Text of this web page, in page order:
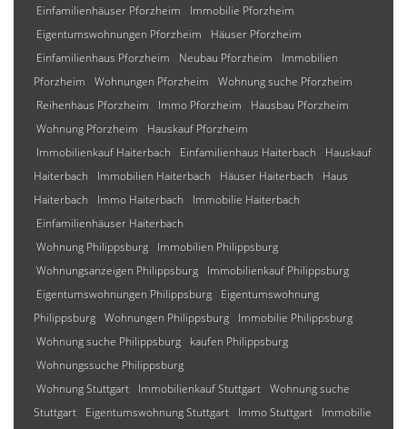
Einfamilienhäuser Pforzheim
Immobilie Pforzheim
Eigentumswohnungen Pforzheim
Häuser Pforzheim
Einfamilienhaus Pforzheim
Neubau Pforzheim
Immobilien
Pforzheim
Wohnungen Pforzheim
Wohnung suche Pforzheim
Reihenhaus Pforzheim
Immo Pforzheim
Hausbau Pforzheim
Wohnung Pforzheim
Hauskauf Pforzheim
Immobilienkauf Haiterbach
Einfamilienhaus Haiterbach
Hauskauf
Haiterbach
Immobilien Haiterbach Häuser Haiterbach
Haus
Haiterbach
Immo Haiterbach
Immobilie Haiterbach
Einfamilienhäuser Haiterbach
Wohnung Philippsburg
Immobilien Philippsburg
Wohnungsanzeigen Philippsburg
Immobilienkauf Philippsburg
Eigentumswohnungen Philippsburg
Eigentumswohnung
Philippsburg Wohnungen Philippsburg
Immobilie Philippsburg
Wohnung suche Philippsburg
kaufen Philippsburg
Wohnungssuche Philippsburg
Wohnung Stuttgart
Immobilienkauf Stuttgart Wohnung suche
Stuttgart
Eigentumswohnung Stuttgart Immo Stuttgart
Immobilie